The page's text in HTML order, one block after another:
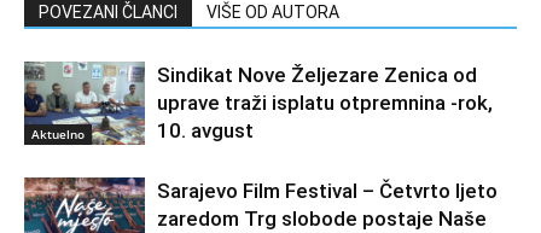
POVEZANI ČLANCI VIŠE OD AUTORA
Aktuelno
Sindikat Nove Željezare Zenica od
uprave traži isplatu otpremnina -rok,
10. avgust
Sarajevo Film Festival – Četvrto ljeto
zaredom Trg slobode postaje Naše